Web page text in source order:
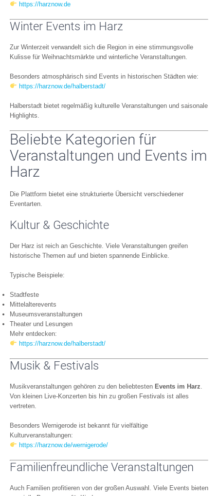
https://harznow.de
Winter Events im Harz
Zur Winterzeit verwandelt sich die Region in eine stimmungsvolle
Kulisse für Weihnachtsmärkte und winterliche Veranstaltungen.
Besonders atmosphärisch sind Events in historischen Städten wie:
https://harznow.de/halberstadt/
Halberstadt bietet regelmäßig kulturelle Veranstaltungen und saisonale
Highlights.
Beliebte Kategorien für
Veranstaltungen und Events im
Harz
Die Plattform bietet eine strukturierte Übersicht verschiedener
Eventarten.
Kultur & Geschichte
Der Harz ist reich an Geschichte. Viele Veranstaltungen greifen
historische Themen auf und bieten spannende Einblicke.
Typische Beispiele:
Stadtfeste
Mittelalterevents
Museumsveranstaltungen
Theater und Lesungen
Mehr entdecken:
https://harznow.de/halberstadt/
Musik & Festivals
Musikveranstaltungen gehören zu den beliebtesten Events im Harz.
Von kleinen Live-Konzerten bis hin zu großen Festivals ist alles
vertreten.
Besonders Wernigerode ist bekannt für vielfältige
Kulturveranstaltungen:
https://harznow.de/wernigerode/
Familienfreundliche Veranstaltungen
Auch Familien profitieren von der großen Auswahl. Viele Events bieten